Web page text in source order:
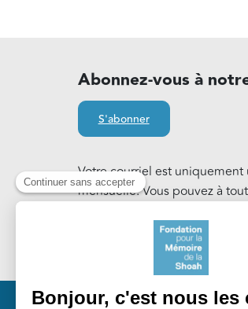
Abonnez-vous à
S'abonner
Votre courriel est
mensuelle. Vous pouvez à
notre Lettre d'information.